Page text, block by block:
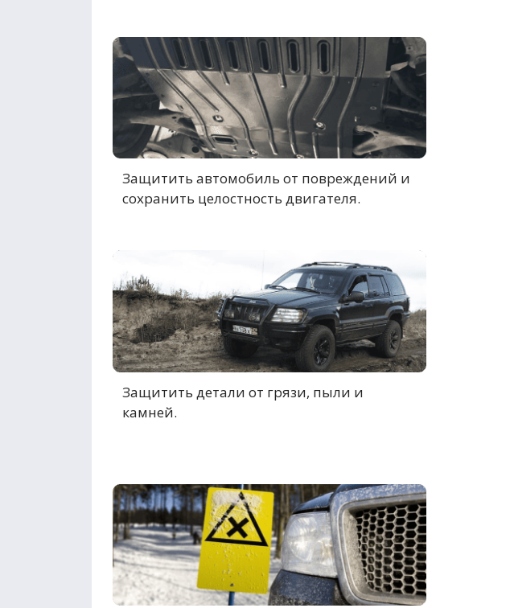
Защитить автомобиль от повреждений и
сохранить целостность двигателя.
Защитить детали от грязи, пыли и
камней.